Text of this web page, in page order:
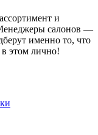
и
салонов —
именно то, что
этом лично!